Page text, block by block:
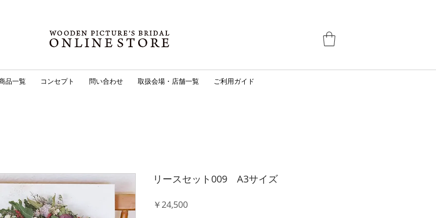
品一覧 コンセプト 問い合わせ 取扱会場・店舗一覧 ご利用ガイド
リースセット009 A3サイズ
￥24,500価